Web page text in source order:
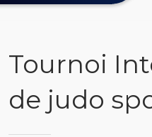
Tournoi
de judo